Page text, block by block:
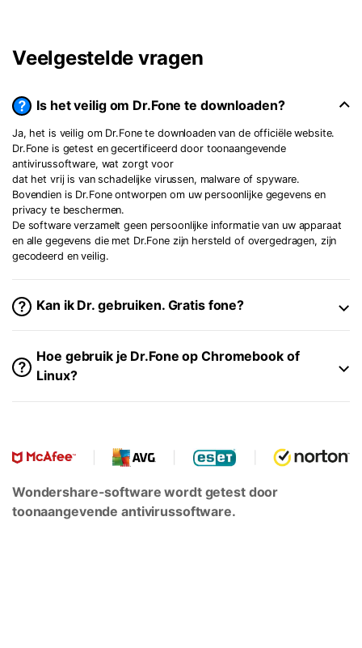
Veelgestelde vragen
Is het veilig om Dr.Fone te downloaden?
Ja, het is veilig om Dr.Fone te downloaden van de officiële website.
Dr.Fone is getest en gecertificeerd door toonaangevende
antivirussoftware, wat zorgt voor
dat het vrij is van schadelijke virussen, malware of spyware.
Bovendien is Dr.Fone ontworpen om uw persoonlijke gegevens en
privacy te beschermen.
De software verzamelt geen persoonlijke informatie van uw apparaat
en alle gegevens die met Dr.Fone zijn hersteld of overgedragen, zijn
gecodeerd en veilig.
Kan ik Dr. gebruiken. Gratis fone?
Hoe gebruik je Dr.Fone op Chromebook of
Linux?
Wondershare-software wordt getest door
toonaangevende antivirussoftware.